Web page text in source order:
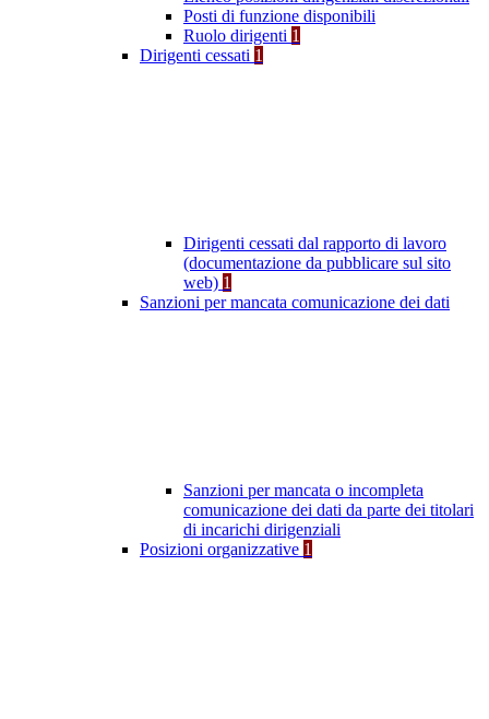
Posti di funzione disponibili
Ruolo dirigenti 1
Dirigenti cessati 1
Dirigenti cessati dal rapporto di lavoro
(documentazione da pubblicare sul sito
web) 1
Sanzioni per mancata comunicazione dei dati
Sanzioni per mancata o incompleta
comunicazione dei dati da parte dei titolari
di incarichi dirigenziali
Posizioni organizzative 1